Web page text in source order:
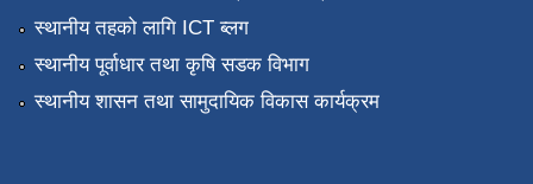
स्थानीय तहको लागि ICT ब्लग
स्थानीय पूर्वाधार तथा कृषि सडक विभाग
स्थानीय शासन तथा सामुदायिक विकास कार्यक्रम